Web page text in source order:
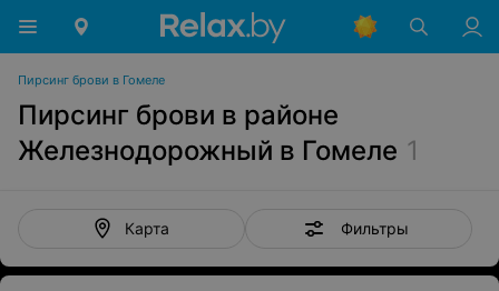
Пирсинг брови в Гомеле
Пирсинг брови в районе
Железнодорожный в Гомеле 1
Карта Фильтры